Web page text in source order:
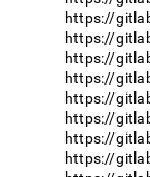
https://
https://
https://
https://
https://
https://
https://
https://